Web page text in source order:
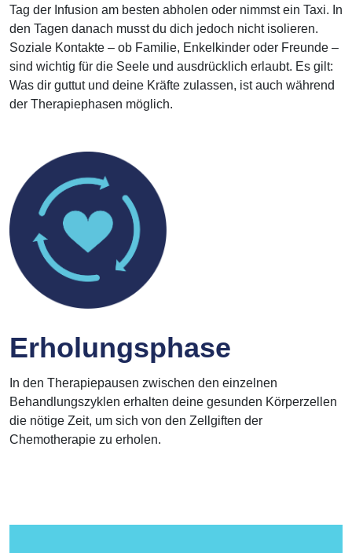
Tag der Infusion am besten abholen oder nimmst ein Taxi. In
den Tagen danach musst du dich jedoch nicht isolieren.
Soziale Kontakte – ob Familie, Enkelkinder oder Freunde –
sind wichtig für die Seele und ausdrücklich erlaubt. Es gilt:
Was dir guttut und deine Kräfte zulassen, ist auch während
der Therapiephasen möglich.
Erholungsphase
In den Therapiepausen zwischen den einzelnen
Behandlungszyklen erhalten deine gesunden Körperzellen
die nötige Zeit, um sich von den Zellgiften der
Chemotherapie zu erholen.